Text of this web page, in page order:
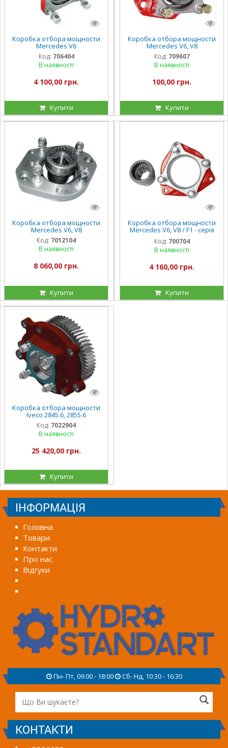
Коробка отбора мощности
Mercedes V6
Код: 706404
В наявності
4 100,00 грн.
Купити
Коробка отбора мощности
Mercedes V6, V8
Код: 709607
В наявності
100,00 грн.
Купити
Коробка отбора мощности
Mercedes V6, V8
Код: 7012104
В наявності
8 060,00 грн.
Купити
Коробка отбора мощности
Mercedes V6, V8 / F1 - серія
Actros
Код: 700704
В наявності
4 160,00 грн.
Купити
Коробка отбора мощности
Iveco 2845.6, 2855.6
Код: 7022904
В наявності
25 420,00 грн.
Купити
ІНФОРМАЦІЯ
Головна
Товари
Контакти
Про нас
Відгуки
Пн- Пт, 09:00 - 18:00 Сб- Нд, 10:30 - 16:30
КОНТАКТИ